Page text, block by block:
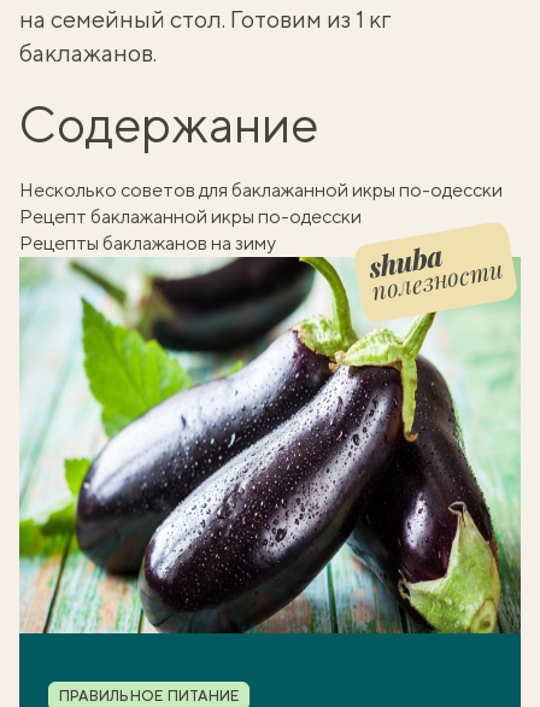
на семейный стол. Готовим из 1 кг
баклажанов.
Содержание
Несколько советов для баклажанной икры по-одесски
Рецепт баклажанной икры по-одесски
Рецепты баклажанов на зиму
полезности
Шуба полезности
Рубрика
ПРАВИЛЬНОЕ ПИТАНИЕ